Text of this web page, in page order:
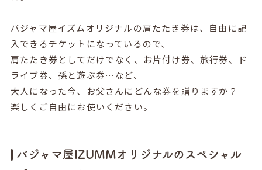
パジャマ屋イズムオリジナルの肩たたき券は、自由に記
入できるチケットになっているので、
肩たたき券としてだけでなく、お片付け券、旅行券、ド
ライブ券、孫と遊ぶ券…など、
大人になった今、お父さんにどんな券を贈りますか？
楽しくご自由にお使いください。
パジャマ屋IZUMMオリジナルのスペシャル